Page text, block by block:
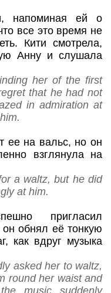
напоминая ей о
все это время не
Кити смотрела,
Анну и слушала
her of the first
that he had not
in admiration at
ее на вальс, но он
взглянула на
a waltz, but he did
at him.
пригласил
он обнял её тонкую
как вдруг музыка
asked her to waltz,
round her waist and
music suddenly